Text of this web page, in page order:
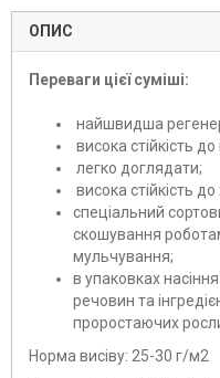
ОПИС
Переваги цієї суміші:
найшвидша
висока стійкість
легко доглядати;
висока стійкість
спеціальний
скошування
мульчування;
в упаковках
речовин та
проростаючих
Норма висіву: 25-30 г/м2